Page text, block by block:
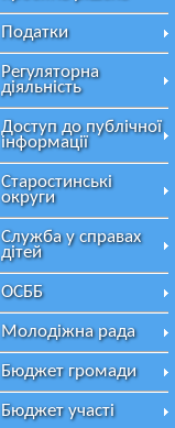
Податки
Регуляторна
діяльність
Доступ до публічної
інформації
Старостинські
округи
Служба у справах
дітей
ОСББ
Молодіжна рада
Бюджет громади
Бюджет участі